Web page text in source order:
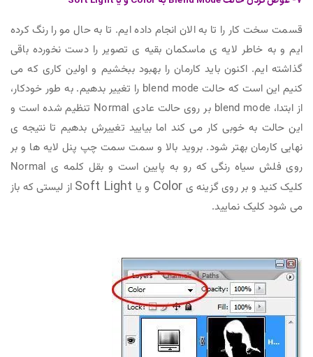
قسمت سخت کار را تا به الان انجام داده ایم. تا به حال مو را رنگ کرده
ایم و به خاطر لایه ی ماسکمان بقیه ی تصویر را دست نخورده باقی
گذاشته ایم. اکنون باید کارمان را بهبود ببخشیم و اولین کاری که می
کنیم این است که حالت blend mode را تغییر بدهیم. به طور خودکار،
از ابتدا، blend mode بر روی حالت عادی Normal تنظیم شده است و
این حالت به خوبی کار می کند اما بیایید تغییرش بدهیم تا نتیجه ی
نهایی کارمان بهتر شود. بروید بالا و سمت سمت چپ پنل لایه ها و بر
روی فلش سیاه رنگی که رو به پایین است و بقل کلمه ی Normal
کلیک کنید و بر روی گزینه ی Color و یا Soft Light از لیستی که باز
می شود کلیک نمایید.